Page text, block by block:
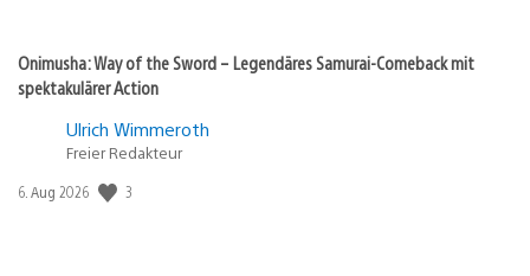
Onimusha: Way of the Sword – Legendäres Samurai-Comeback mit
spektakulärer Action
Ulrich Wimmeroth
Freier Redakteur
Veröffentlichungsdatum:
6. Aug 2026 3